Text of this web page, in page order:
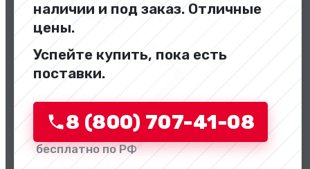
наличии и под заказ. Отличные
цены.
Успейте купить, пока есть
поставки.
8 (800) 707-41-08
бесплатно по РФ
Перейти в категорию
Топливная система